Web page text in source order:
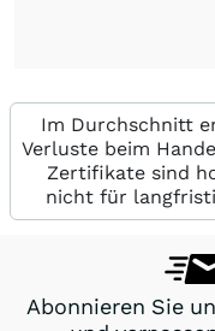
Im Durchschnitt
Verluste beim
Zertifikate sind
nicht für
Abonnieren Sie